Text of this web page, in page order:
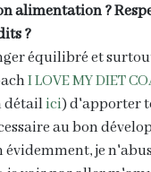
alimentation ?
?
équilibré et
I LOVE MY DIET
détailici) d'apporter
au bon
évidemment, je